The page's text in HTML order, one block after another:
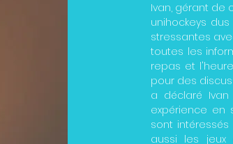
Ivan, gérant de
unihockeys
stressantes
toutes les
repas et
pour des
a déclaré
expérience en
sont
aussi les